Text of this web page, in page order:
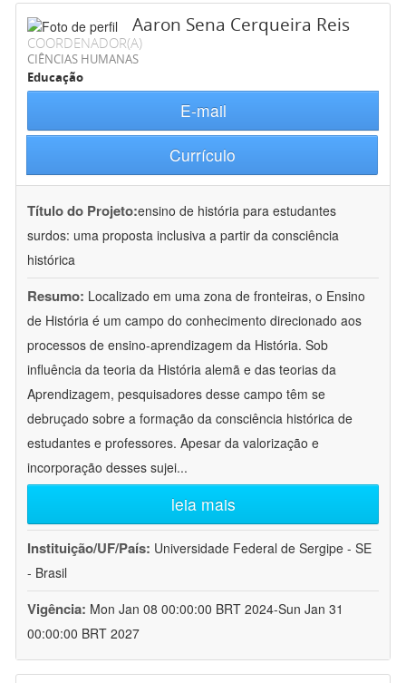
Aaron Sena Cerqueira Reis
COORDENADOR(A)
CIÊNCIAS HUMANAS
Educação
E-mail
Currículo
Título do Projeto:ensino de história para estudantes
surdos: uma proposta inclusiva a partir da consciência
histórica
Resumo: Localizado em uma zona de fronteiras, o Ensino
de História é um campo do conhecimento direcionado aos
processos de ensino-aprendizagem da História. Sob
influência da teoria da História alemã e das teorias da
Aprendizagem, pesquisadores desse campo têm se
debruçado sobre a formação da consciência histórica de
estudantes e professores. Apesar da valorização e
incorporação desses sujei...
leia mais
Instituição/UF/País: Universidade Federal de Sergipe - SE
- Brasil
Vigência: Mon Jan 08 00:00:00 BRT 2024-Sun Jan 31
00:00:00 BRT 2027